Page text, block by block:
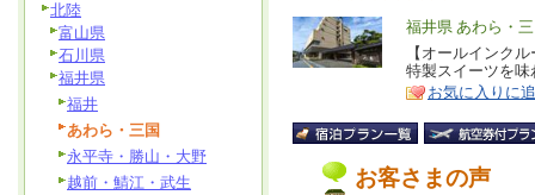
エ
リ
ア
福井県 あわら・
特
徴
【オールインク
特製スイーツを
お気に入りに
お客さまの声
北陸
富山県
石川県
福井県
福井
あわら・三国
永平寺・勝山・大野
越前・鯖江・武生